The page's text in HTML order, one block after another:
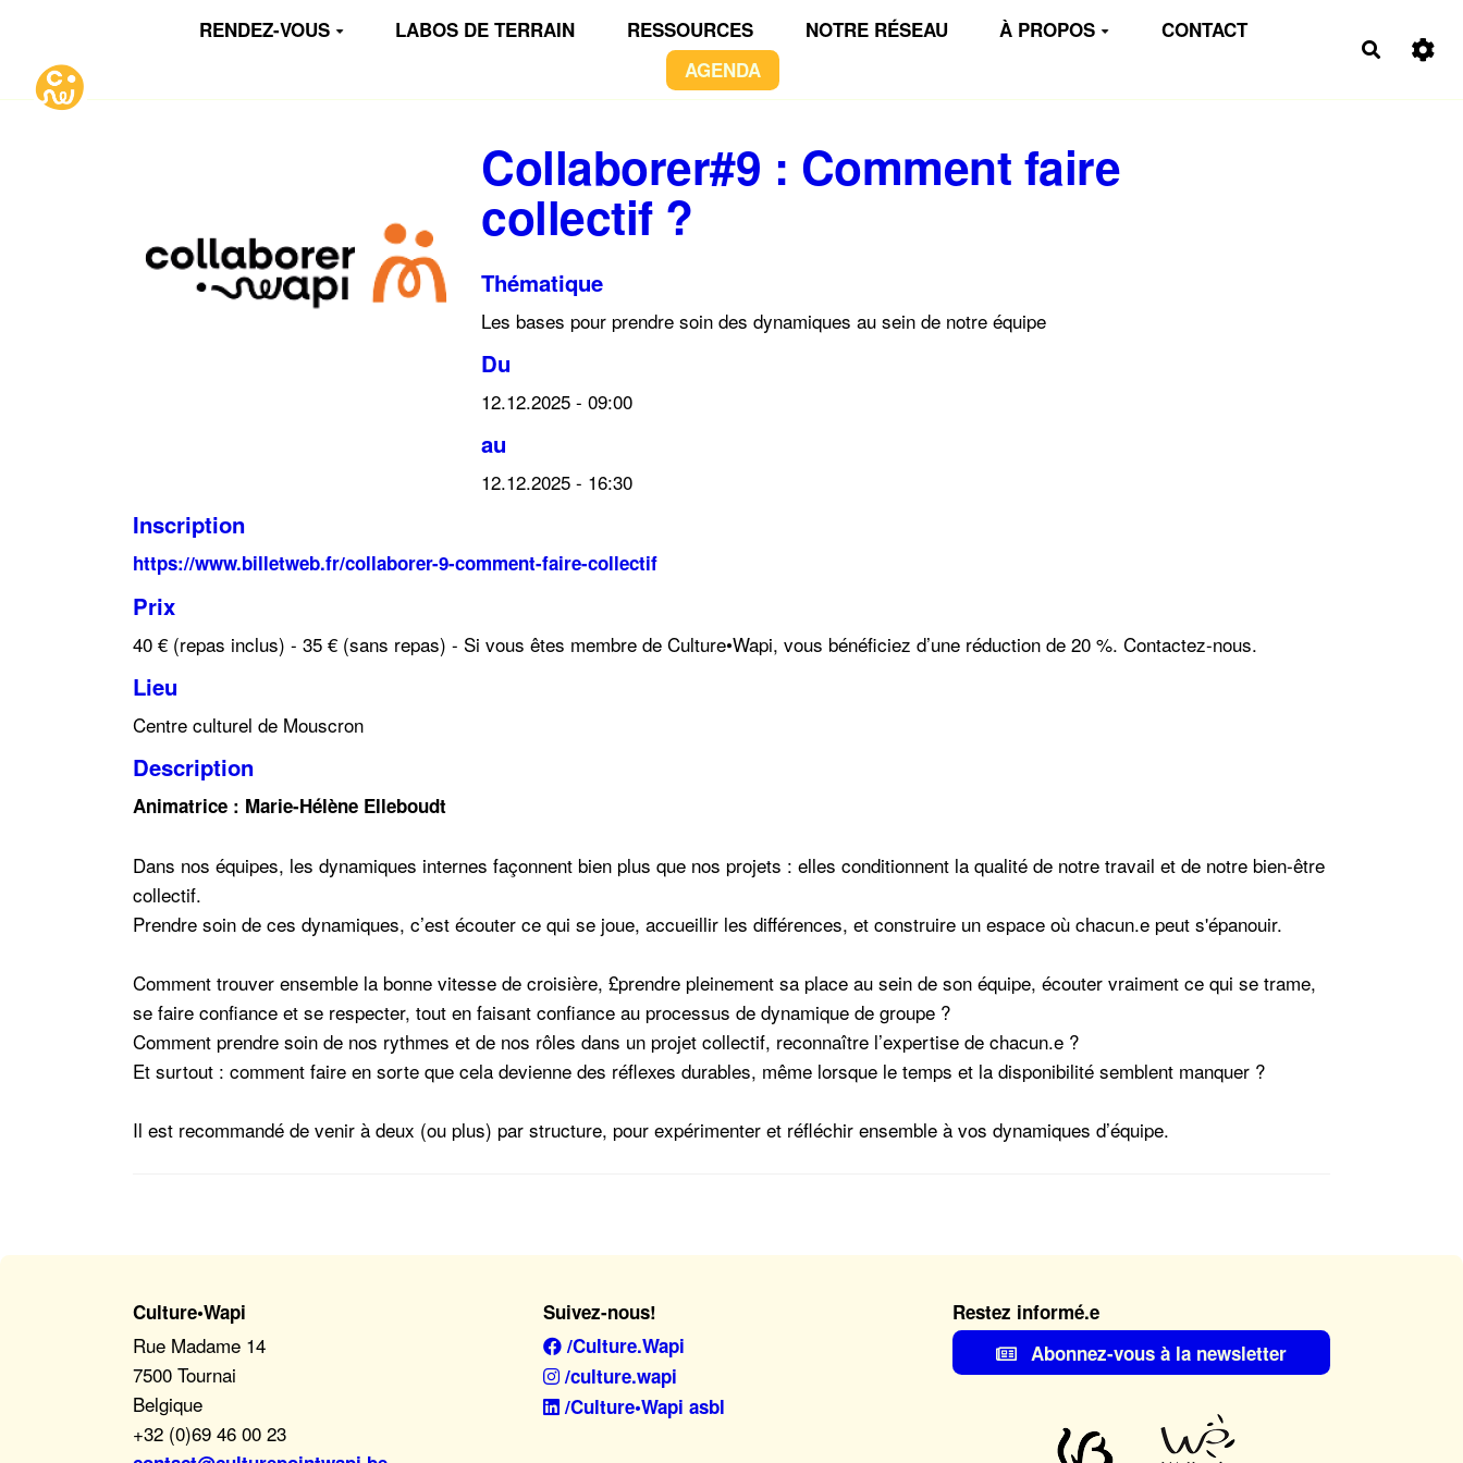
Aller au contenu principalRENDEZ-VOUS LABOS DE TERRAIN RESSOURCES NOTRE RÉSEAU À PROPOS
CONTACT
AGENDA
Collaborer#9 : Comment faire
collectif ?
Thématique
Les bases pour prendre soin des dynamiques au sein de notre équipe
Du
12.12.2025 - 09:00
au
12.12.2025 - 16:30
Inscription
https://www.billetweb.fr/collaborer-9-comment-faire-collectif
Prix
40 € (repas inclus) - 35 € (sans repas) - Si vous êtes membre de Culture•Wapi, vous bénéficiez d’une réduction de 20 %. Contactez-nous.
Lieu
Centre culturel de Mouscron
Description
Animatrice : Marie-Hélène Elleboudt
Dans nos équipes, les dynamiques internes façonnent bien plus que nos projets : elles conditionnent la qualité de notre travail et de notre bien-être
collectif.
Prendre soin de ces dynamiques, c’est écouter ce qui se joue, accueillir les différences, et construire un espace où chacun.e peut s'épanouir.
Comment trouver ensemble la bonne vitesse de croisière, £prendre pleinement sa place au sein de son équipe, écouter vraiment ce qui se trame,
se faire confiance et se respecter, tout en faisant confiance au processus de dynamique de groupe ?
Comment prendre soin de nos rythmes et de nos rôles dans un projet collectif, reconnaître l’expertise de chacun.e ?
Et surtout : comment faire en sorte que cela devienne des réflexes durables, même lorsque le temps et la disponibilité semblent manquer ?
Il est recommandé de venir à deux (ou plus) par structure, pour expérimenter et réfléchir ensemble à vos dynamiques d’équipe.
Culture•Wapi
Rue Madame 14
7500 Tournai
Belgique
+32 (0)69 46 00 23
Suivez-nous!
/Culture.Wapi
/culture.wapi
/Culture•Wapi asbl
Restez informé.e
Abonnez-vous à la newsletter